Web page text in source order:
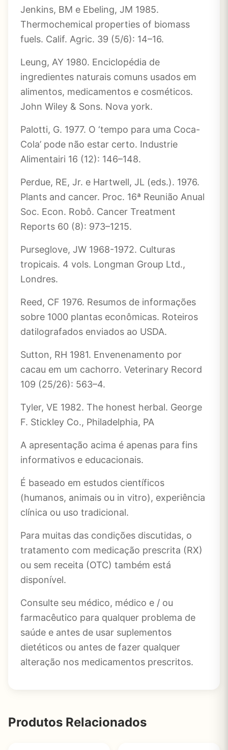
Jenkins, BM e Ebeling, JM 1985.
Thermochemical properties of biomass
fuels. Calif. Agric. 39 (5/6): 14–16.
Leung, AY 1980. Enciclopédia de
ingredientes naturais comuns usados ​​em
alimentos, medicamentos e cosméticos.
John Wiley & Sons. Nova york.
Palotti, G. 1977. O ‘tempo para uma Coca-
Cola’ pode não estar certo. Industrie
Alimentairi 16 (12): 146–148.
Perdue, RE, Jr. e Hartwell, JL (eds.). 1976.
Plants and cancer. Proc. 16ª Reunião Anual
Soc. Econ. Robô. Cancer Treatment
Reports 60 (8): 973–1215.
Purseglove, JW 1968-1972. Culturas
tropicais. 4 vols. Longman Group Ltd.,
Londres.
Reed, CF 1976. Resumos de informações
sobre 1000 plantas econômicas. Roteiros
datilografados enviados ao USDA.
Sutton, RH 1981. Envenenamento por
cacau em um cachorro. Veterinary Record
109 (25/26): 563–4.
Tyler, VE 1982. The honest herbal. George
F. Stickley Co., Philadelphia, PA
A apresentação acima é apenas para fins
informativos e educacionais.
É baseado em estudos científicos
(humanos, animais ou in vitro), experiência
clínica ou uso tradicional.
Para muitas das condições discutidas, o
tratamento com medicação prescrita (RX)
ou sem receita (OTC) também está
disponível.
Consulte seu médico, médico e / ou
farmacêutico para qualquer problema de
saúde e antes de usar suplementos
dietéticos ou antes de fazer qualquer
alteração nos medicamentos prescritos.
Produtos Relacionados